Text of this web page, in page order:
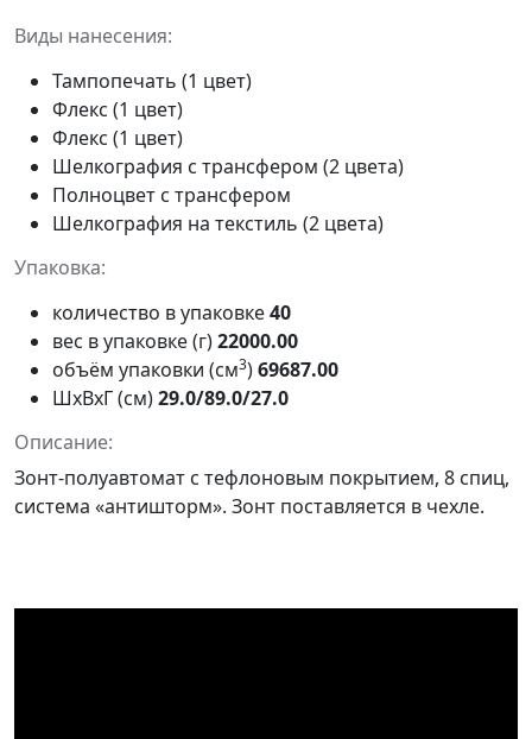
Виды нанесения:
Тампопечать (1 цвет)
Флекс (1 цвет)
Флекс (1 цвет)
Шелкография с трансфером (2 цвета)
Полноцвет с трансфером
Шелкография на текстиль (2 цвета)
Упаковка:
количество в упаковке40
вес в упаковке (г)22000.00
объём упаковки (см3)69687.00
ШxВxГ (см)29.0/89.0/27.0
Описание:
Зонт-полуавтомат с тефлоновым покрытием, 8 спиц,
система «антишторм». Зонт поставляется в чехле.